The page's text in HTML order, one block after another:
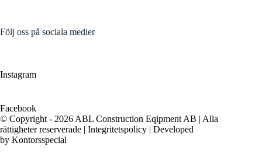
Följ oss på sociala medier
Instagram
Facebook
© Copyright - 2026 ABL Construction Eqipment AB | Alla
rättigheter reserverade | Integritetspolicy | Developed
by Kontorsspecial